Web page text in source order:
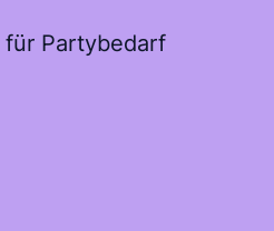
für Partybedarf